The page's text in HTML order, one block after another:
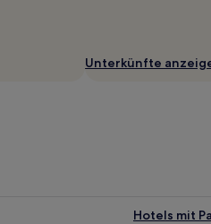
Unterkünfte
Hotels mit